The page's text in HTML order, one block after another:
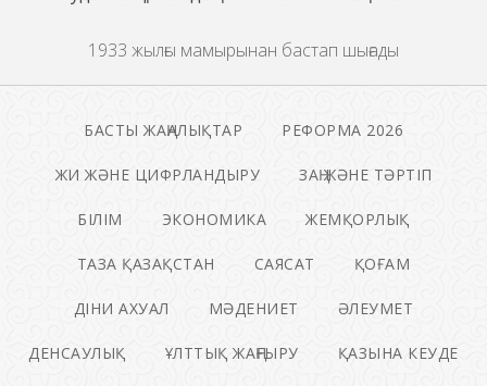
1933 жылғы мамырынан бастап шығады
БАСТЫ ЖАҢАЛЫҚТАР РЕФОРМА 2026
ЖИ ЖӘНЕ ЦИФРЛАНДЫРУ ЗАҢ ЖӘНЕ ТӘРТІП
БІЛІМ ЭКОНОМИКА ЖЕМҚОРЛЫҚ
ТАЗА ҚАЗАҚСТАН САЯСАТ ҚОҒАМ
ДІНИ АХУАЛ МӘДЕНИЕТ ӘЛЕУМЕТ
ДЕНСАУЛЫҚ ҰЛТТЫҚ ЖАҢҒЫРУ ҚАЗЫНА КЕУДЕ